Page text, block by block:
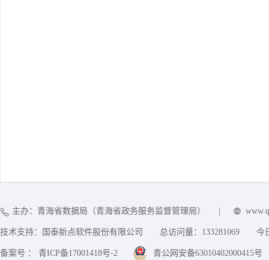
主办：青海省数据局（青海省政务服务监督管理局）
技术支持：国泰新点软件股份有限公司 总访问量： 133281069 今
备案号 ： 青ICP备17001418号-2 青公网安备63010402000415号